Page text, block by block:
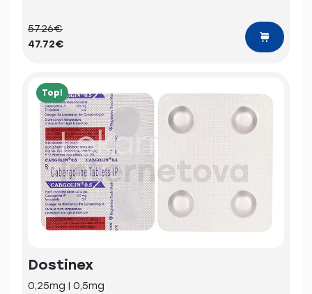
57.26€
47.72€
Top!
Dostinex
0,25mg | 0,5mg